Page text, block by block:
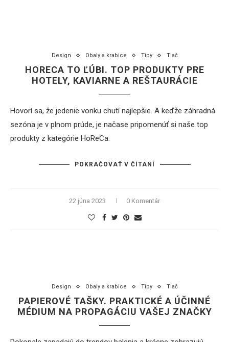
Design Obaly a krabice Tipy Tlač
HORECA TO ĽÚBI. TOP PRODUKTY PRE
HOTELY, KAVIARNE A REŠTAURÁCIE
Hovorí sa, že jedenie vonku chutí najlepšie. A keďže záhradná
sezóna je v plnom prúde, je načase pripomenúť si naše top
produkty z kategórie HoReCa.
POKRAČOVAŤ V ČÍTANÍ
22 júna 2023 0 Komentár
Design Obaly a krabice Tipy Tlač
PAPIEROVÉ TAŠKY. PRAKTICKÉ A ÚČINNÉ
MÉDIUM NA PROPAGÁCIU VAŠEJ ZNAČKY